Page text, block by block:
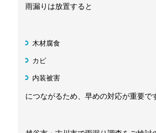
雨漏りは放置すると
木材腐食
カビ
内装被害
につながるため、早めの対応が重要で